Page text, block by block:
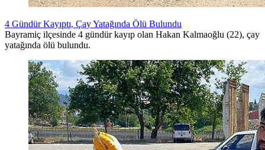
4 Gündür Kayıptı, Çay Yatağında Ölü Bulundu
Bayramiç ilçesinde 4 gündür kayıp olan Hakan Kalmaoğlu (22), çay
yatağında ölü bulundu.